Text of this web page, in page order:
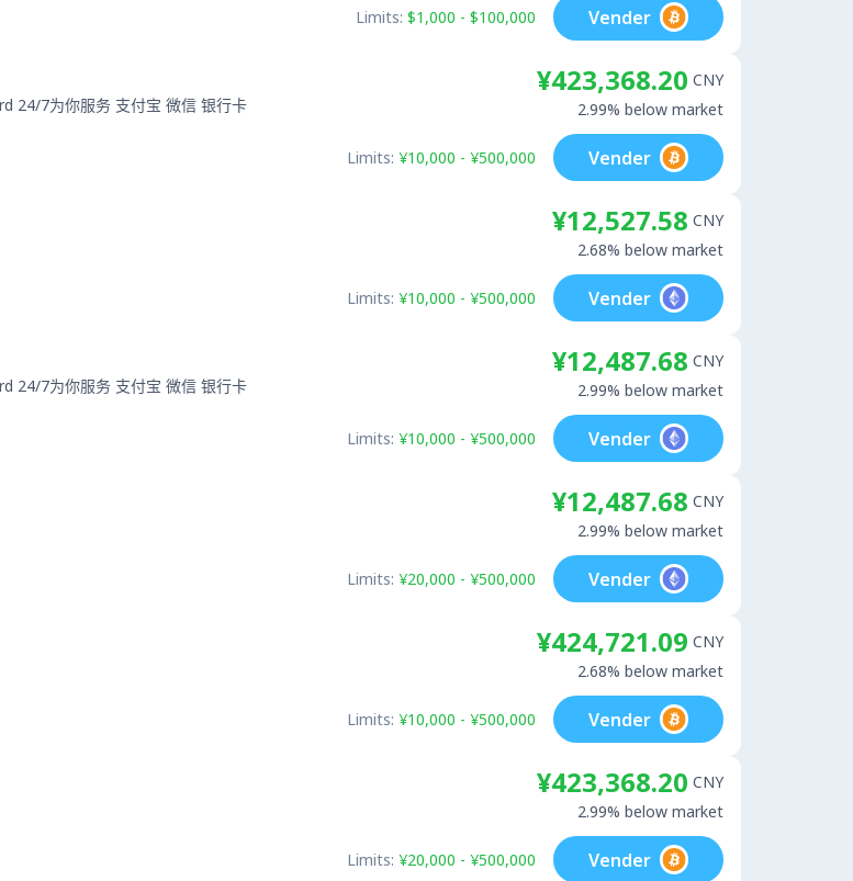
Limits: $1,000 - $100,000 Vender
24/7为你服务 支付宝 微信 银行卡
¥423,368.20 CNY
2.99% below market
Limits: ¥10,000 - ¥500,000 Vender
¥12,527.58 CNY
2.68% below market
Limits: ¥10,000 - ¥500,000 Vender
24/7为你服务 支付宝 微信 银行卡
¥12,487.68 CNY
2.99% below market
Limits: ¥10,000 - ¥500,000 Vender
¥12,487.68 CNY
2.99% below market
Limits: ¥20,000 - ¥500,000 Vender
¥424,721.09 CNY
2.68% below market
Limits: ¥10,000 - ¥500,000 Vender
¥423,368.20 CNY
2.99% below market
Limits: ¥20,000 - ¥500,000 Vender